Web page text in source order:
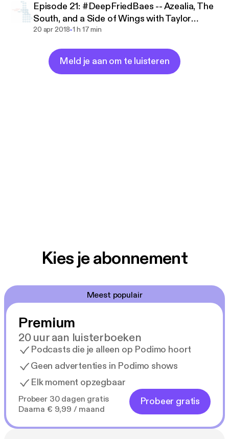
Episode 21: #DeepFriedBaes -- Azealia, The
South, and a Side of Wings with Taylor
Alxndr
20 apr 2018-1 h 17 min
Meld je aan om te luisteren
Kies je abonnement
Meest populair
Premium
20 uur aan luisterboeken
Podcasts die je alleen op Podimo hoort
Geen advertenties in Podimo shows
Elk moment opzegbaar
Probeer 30 dagen gratis
Daarna € 9,99 / maand
Probeer gratis